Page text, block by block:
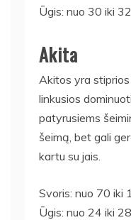
Ūgis: nuo 30 iki
Akita
Akitos yra
linkusios
patyrusiems
šeimą, bet gali
kartu su jais.
Svoris: nuo 70 iki
Ūgis: nuo 24 iki